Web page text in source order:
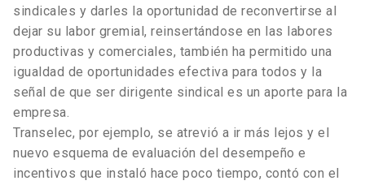
sindicales y darles la oportunidad de reconvertirse al
dejar su labor gremial, reinsertándose en las labores
productivas y comerciales, también ha permitido una
igualdad de oportunidades efectiva para todos y la
señal de que ser dirigente sindical es un aporte para la
empresa.
Transelec, por ejemplo, se atrevió a ir más lejos y el
nuevo esquema de evaluación del desempeño e
incentivos que instaló hace poco tiempo, contó con el